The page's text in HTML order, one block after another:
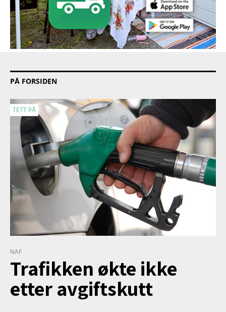
PÅ FORSIDEN
TETT PÅ
NAF
Trafikken økte ikke
etter avgiftskutt